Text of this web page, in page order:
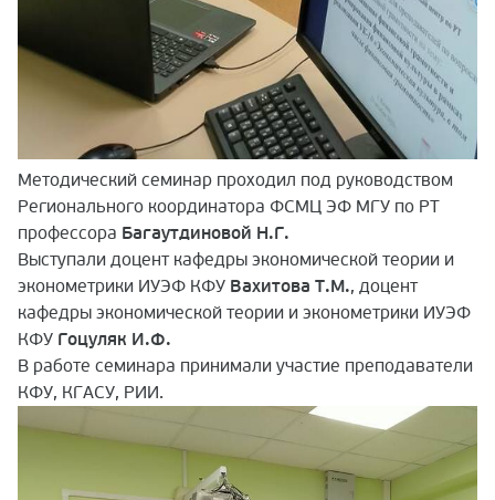
Методический семинар проходил под руководством
Регионального координатора ФСМЦ ЭФ МГУ по РТ
профессора Багаутдиновой Н.Г.
Выступали доцент кафедры экономической теории и
эконометрики ИУЭФ КФУ Вахитова Т.М., доцент
кафедры экономической теории и эконометрики ИУЭФ
КФУ Гоцуляк И.Ф.
В работе семинара принимали участие преподаватели
КФУ, КГАСУ, РИИ.